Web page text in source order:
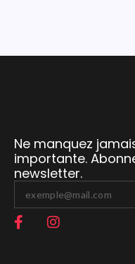
Ne manquez
importante.
newsletter.